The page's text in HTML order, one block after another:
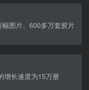
图片、600多万套胶片
增长速度为15万册